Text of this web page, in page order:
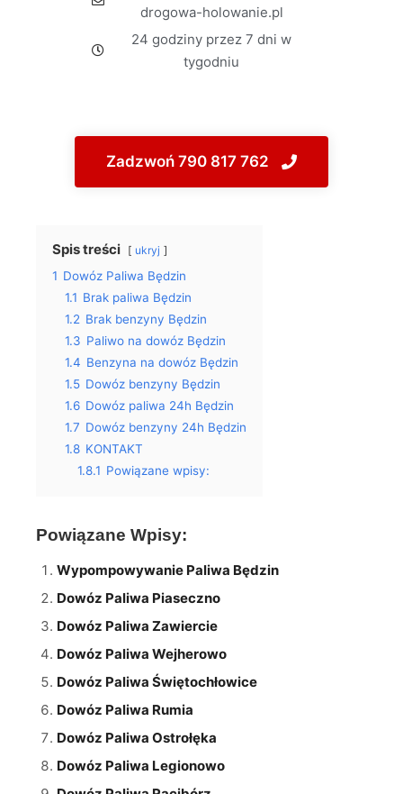
drogowa-holowanie.pl
24 godziny przez 7 dni w
tygodniu
Zadzwoń 790 817 762
Spis treści ukryj
1 Dowóz Paliwa Będzin
1.1 Brak paliwa Będzin
1.2 Brak benzyny Będzin
1.3 Paliwo na dowóz Będzin
1.4 Benzyna na dowóz Będzin
1.5 Dowóz benzyny Będzin
1.6 Dowóz paliwa 24h Będzin
1.7 Dowóz benzyny 24h Będzin
1.8 KONTAKT
1.8.1 Powiązane wpisy:
Powiązane Wpisy:
Wypompowywanie Paliwa Będzin
Dowóz Paliwa Piaseczno
Dowóz Paliwa Zawiercie
Dowóz Paliwa Wejherowo
Dowóz Paliwa Świętochłowice
Dowóz Paliwa Rumia
Dowóz Paliwa Ostrołęka
Dowóz Paliwa Legionowo